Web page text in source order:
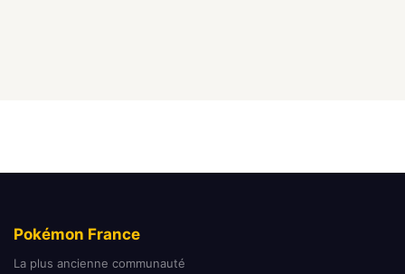
Pokémon France
La plus ancienne communauté